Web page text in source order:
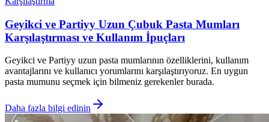
Geyikci ve Partiyy Uzun Çubuk Pasta Mumları
Karşılaştırması ve Kullanım İpuçları
Geyikci ve Partiyy uzun pasta mumlarının özelliklerini, kullanım
avantajlarını ve kullanıcı yorumlarını karşılaştırıyoruz. En uygun
pasta mumunu seçmek için bilmeniz gerekenler burada.
Daha fazla bilgi edinin